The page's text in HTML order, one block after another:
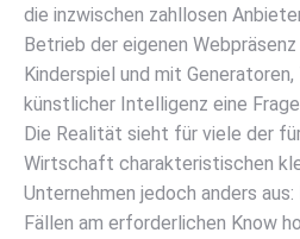
die inzwischen zahllosen
Betrieb der eigenen
Kinderspiel und mit
künstlicher Intelligenz eine
Die Realität sieht für viele der
Wirtschaft charakteristischen
Unternehmen jedoch anders
Fällen am erforderlichen Know